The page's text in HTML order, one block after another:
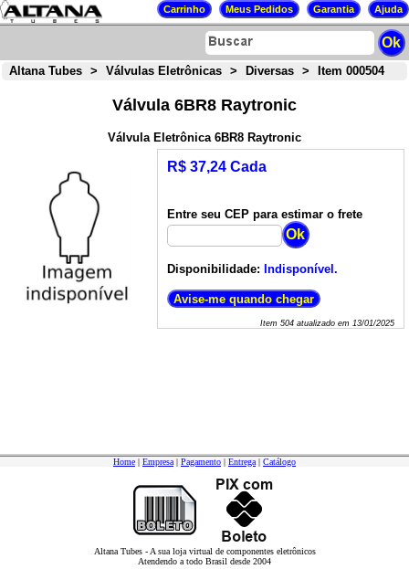
Altana Tubes > Válvulas Eletrônicas > Diversas > Item 000504
Válvula 6BR8 Raytronic
Válvula Eletrônica 6BR8 Raytronic
R$ 37,24 Cada
Entre seu CEP para estimar o frete
Disponibilidade: Indisponível.
Item 504atualizado em 13/01/2025
Home | Empresa | Pagamento | Entrega | Catálogo
Altana Tubes - A sua loja virtual de componentes eletrônicos
Atendendo a todo Brasil desde 2004